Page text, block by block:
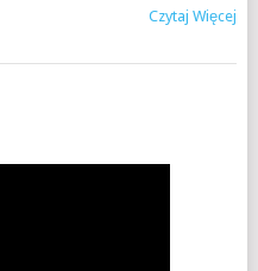
Czytaj Więcej